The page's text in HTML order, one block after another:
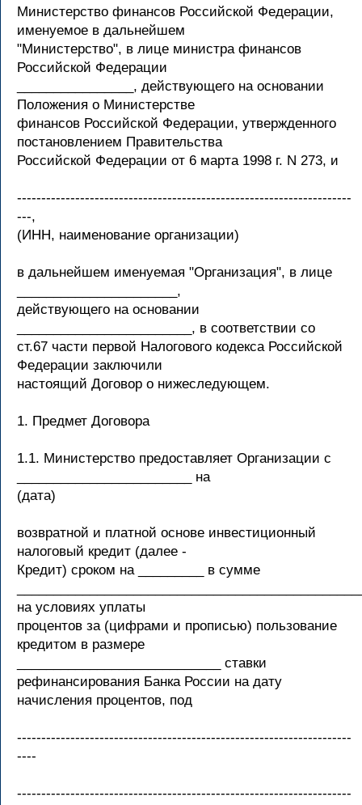
Министерство финансов Российской Федерации,
именуемое в дальнейшем
"Министерство", в лице министра финансов
Российской Федерации
________________, действующего на основании
Положения о Министерстве
финансов Российской Федерации, утвержденного
постановлением Правительства
Российской Федерации от 6 марта 1998 г. N 273, и
---------------------------------------------------------------------
---,
(ИНН, наименование организации)
в дальнейшем именуемая "Организация", в лице
______________________,
действующего на основании
________________________, в соответствии со
ст.67 части первой Налогового кодекса Российской
Федерации заключили
настоящий Договор о нижеследующем.
1. Предмет Договора
1.1. Министерство предоставляет Организации с
________________________ на
(дата)
возвратной и платной основе инвестиционный
налоговый кредит (далее -
Кредит) сроком на _________ в сумме
на условиях уплаты
процентов за (цифрами и прописью) пользование
кредитом в размере
____________________________ ставки
рефинансирования Банка России на дату
начисления процентов, под
---------------------------------------------------------------------
----
---------------------------------------------------------------------